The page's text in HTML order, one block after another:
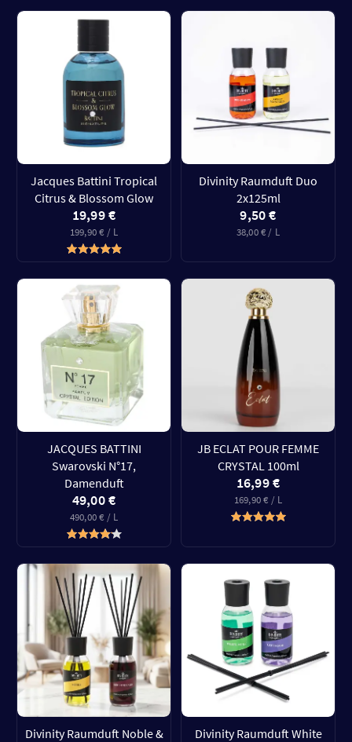
Jacques Battini Tropical
Citrus & Blossom Glow
19,99 €
199,90 € / L
Divinity Raumduft Duo
2x125ml
9,50 €
38,00 € / L
JACQUES BATTINI
Swarovski N°17,
Damenduft
49,00 €
490,00 € / L
JB ECLAT POUR FEMME
CRYSTAL 100ml
16,99 €
169,90 € / L
Divinity Raumduft Noble &
Divinity Raumduft White